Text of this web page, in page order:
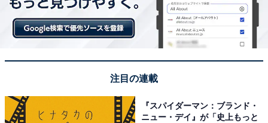
注目の連載
『スパイダーマン：ブランド・
ニュー・デイ』が「史上もっと